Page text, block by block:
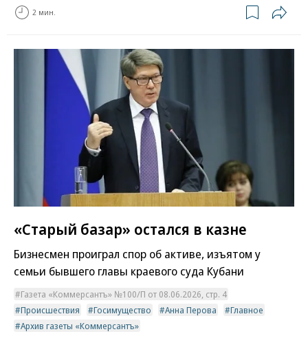
2 мин.
«Старый базар» остался в казне
Бизнесмен проиграл спор об активе, изъятом у
семьи бывшего главы краевого суда Кубани
Газета «Коммерсантъ» №100/П от 08.06.2026, стр. 4
Происшествия
Госимущество Анна Перова
Главное
Архив газеты «Коммерсантъ»